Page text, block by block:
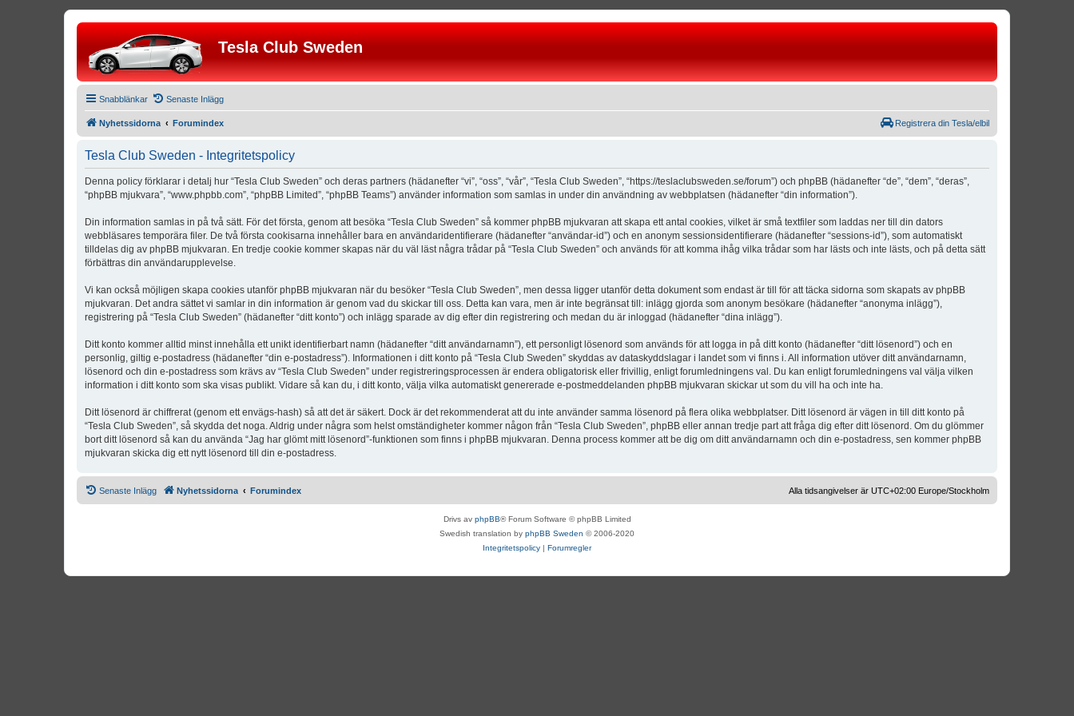
Tesla Club Sweden
Snabblänkar Senaste Inlägg
Nyhetssidorna Forumindex Registrera din Tesla/elbil
Tesla Club Sweden - Integritetspolicy
Denna policy förklarar i detalj hur “Tesla Club Sweden” och deras partners (hädanefter “vi”, “oss”, “vår”, “Tesla Club Sweden”, “https://teslaclubsweden.se/forum”) och phpBB (hädanefter “de”, “dem”, “deras”,
“phpBB mjukvara”, “www.phpbb.com”, “phpBB Limited”, “phpBB Teams”) använder information som samlas in under din användning av webbplatsen (hädanefter “din information”).
Din information samlas in på två sätt. För det första, genom att besöka “Tesla Club Sweden” så kommer phpBB mjukvaran att skapa ett antal cookies, vilket är små textfiler som laddas ner till din dators
webbläsares temporära filer. De två första cookisarna innehåller bara en användaridentifierare (hädanefter “användar-id”) och en anonym sessionsidentifierare (hädanefter “sessions-id”), som automatiskt
tilldelas dig av phpBB mjukvaran. En tredje cookie kommer skapas när du väl läst några trådar på “Tesla Club Sweden” och används för att komma ihåg vilka trådar som har lästs och inte lästs, och på detta sätt
förbättras din användarupplevelse.
Vi kan också möjligen skapa cookies utanför phpBB mjukvaran när du besöker “Tesla Club Sweden”, men dessa ligger utanför detta dokument som endast är till för att täcka sidorna som skapats av phpBB
mjukvaran. Det andra sättet vi samlar in din information är genom vad du skickar till oss. Detta kan vara, men är inte begränsat till: inlägg gjorda som anonym besökare (hädanefter “anonyma inlägg”),
registrering på “Tesla Club Sweden” (hädanefter “ditt konto”) och inlägg sparade av dig efter din registrering och medan du är inloggad (hädanefter “dina inlägg”).
Ditt konto kommer alltid minst innehålla ett unikt identifierbart namn (hädanefter “ditt användarnamn”), ett personligt lösenord som används för att logga in på ditt konto (hädanefter “ditt lösenord”) och en
personlig, giltig e-postadress (hädanefter “din e-postadress”). Informationen i ditt konto på “Tesla Club Sweden” skyddas av dataskyddslagar i landet som vi finns i. All information utöver ditt användarnamn,
lösenord och din e-postadress som krävs av “Tesla Club Sweden” under registreringsprocessen är endera obligatorisk eller frivillig, enligt forumledningens val. Du kan enligt forumledningens val välja vilken
information i ditt konto som ska visas publikt. Vidare så kan du, i ditt konto, välja vilka automatiskt genererade e-postmeddelanden phpBB mjukvaran skickar ut som du vill ha och inte ha.
Ditt lösenord är chiffrerat (genom ett envägs-hash) så att det är säkert. Dock är det rekommenderat att du inte använder samma lösenord på flera olika webbplatser. Ditt lösenord är vägen in till ditt konto på
“Tesla Club Sweden”, så skydda det noga. Aldrig under några som helst omständigheter kommer någon från “Tesla Club Sweden”, phpBB eller annan tredje part att fråga dig efter ditt lösenord. Om du glömmer
bort ditt lösenord så kan du använda “Jag har glömt mitt lösenord”-funktionen som finns i phpBB mjukvaran. Denna process kommer att be dig om ditt användarnamn och din e-postadress, sen kommer phpBB
mjukvaran skicka dig ett nytt lösenord till din e-postadress.
Senaste Inlägg Nyhetssidorna Forumindex Alla tidsangivelser är UTC+02:00 Europe/Stockholm
Drivs av phpBB® Forum Software © phpBB Limited
Swedish translation by phpBB Sweden © 2006-2020
Integritetspolicy | Forumregler